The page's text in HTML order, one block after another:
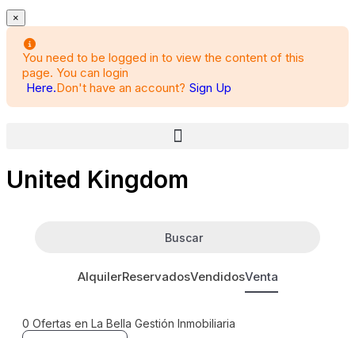
×
You need to be logged in to view the content of this
page. You can login
Here.Don't have an account? Sign Up
United Kingdom
Buscar
AlquilerReservadosVendidosVenta
0 Ofertas en La Bella Gestión Inmobiliaria